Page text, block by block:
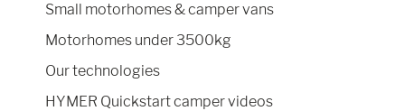
Small motorhomes & camper vans
Motorhomes under 3500kg
Our technologies
HYMER Quickstart camper videos